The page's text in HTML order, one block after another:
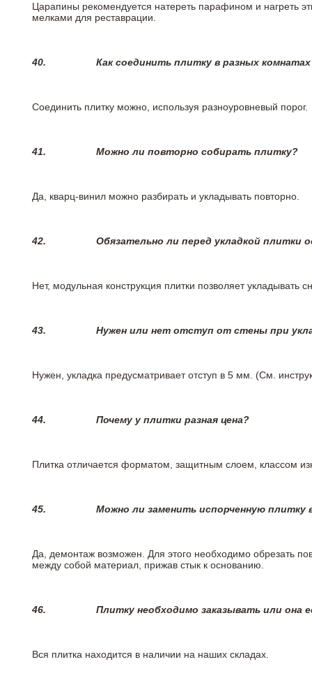
Царапины рекомендуется натереть парафином и нагреть
мелками для реставрации.
40. Как соединить плитку в разных
Соединить плитку можно, используя разноуровневый порог.
41. Можно ли повторно собирать плитку?
Да, кварц-винил можно разбирать и укладывать повторно.
42. Обязательно ли перед укладкой плитки
Нет, модульная конструкция плитки позволяет
43. Нужен или нет отступ от стены при
Нужен, укладка предусматривает отступ в 5 мм. (См.
44. Почему у плитки разная цена?
Плитка отличается форматом, защитным слоем, классом
45. Можно ли заменить испорченную плитку
Да, демонтаж возможен. Для этого необходимо обрезать
между собой материал, прижав стык к основанию.
46. Плитку необходимо заказывать или она
Вся плитка находится в наличии на наших складах.